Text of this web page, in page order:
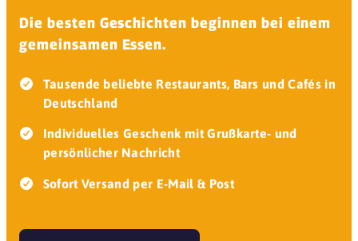
Die besten Geschichten beginnen bei einem
gemeinsamen Essen.
Tausende beliebte Restaurants, Bars und Cafés in
Deutschland
Individuelles Geschenk mit Grußkarte- und
persönlicher Nachricht
Sofort Versand per E-Mail & Post